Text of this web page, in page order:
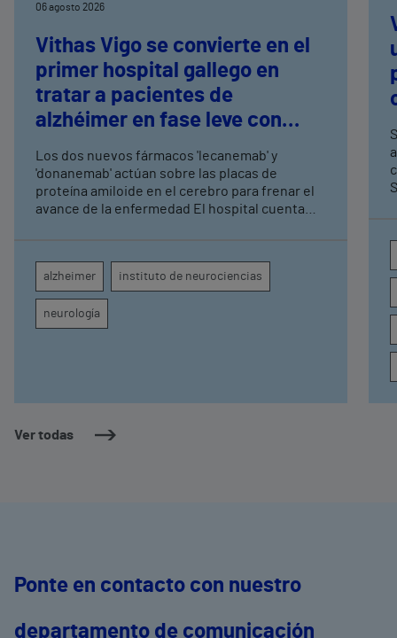
Ver todas
06 agosto 2026
Vithas Vigo se convierte en el
primer hospital gallego en
tratar a pacientes de
alzhéimer en fase leve con
terapias antiamiloide
Los dos nuevos fármacos 'lecanemab' y
'donanemab' actúan sobre las placas de
proteína amiloide en el cerebro para frenar el
avance de la enfermedad El hospital cuenta
seguimiento clínico de cada paciente
alzheimer instituto de neurociencias
neurología
Ponte en contacto con nuestro
departamento de comunicación